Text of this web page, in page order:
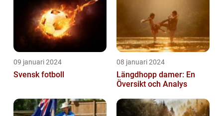
09 januari 2024
Svensk fotboll
08 januari 2024
Längdhopp damer: En
Översikt och Analys